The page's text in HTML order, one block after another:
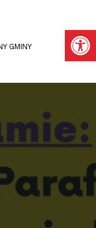
Otwórz pasek narzędzi
GMINY